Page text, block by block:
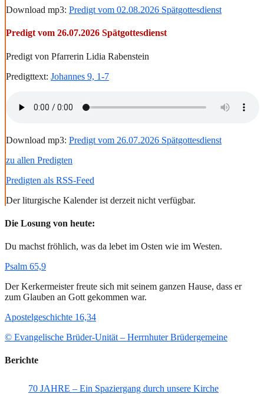
Download mp3: Predigt vom 02.08.2026 Spätgottesdienst
Predigt vom 26.07.2026 Spätgottesdienst
Predigt von Pfarrerin Lidia Rabenstein
Predigttext: Johannes 9, 1-7
Download mp3: Predigt vom 26.07.2026 Spätgottesdienst
zu allen Predigten
Predigten als RSS-Feed
Der liturgische Kalender ist derzeit nicht verfügbar.
Die Losung von heute:
Du machst fröhlich, was da lebet im Osten wie im Westen.
Psalm 65,9
Der Kerkermeister freute sich mit seinem ganzen Hause, dass er
zum Glauben an Gott gekommen war.
Apostelgeschichte 16,34
© Evangelische Brüder-Unität – Herrnhuter Brüdergemeine
Berichte
70 JAHRE – Ein Spaziergang durch unsere Kirche